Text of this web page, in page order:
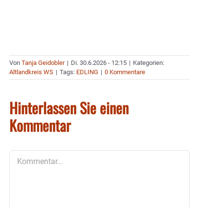
Von Tanja Geidobler | Di. 30.6.2026 - 12:15 | Kategorien:
Altlandkreis WS | Tags: EDLING | 0 Kommentare
Hinterlassen Sie einen
Kommentar